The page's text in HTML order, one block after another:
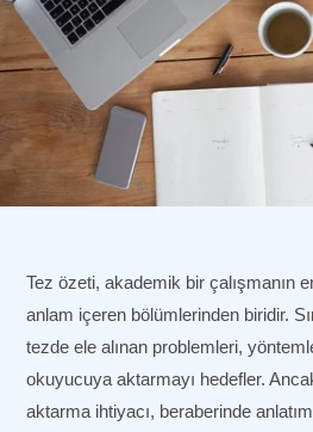
Tez özeti, akademik bir çalışmanın
anlam içeren bölümlerinden biridir.
tezde ele alınan problemleri,
okuyucuya aktarmayı hedefler.
aktarma ihtiyacı, beraberinde